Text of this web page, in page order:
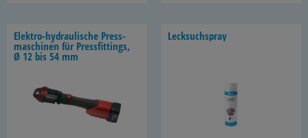
Elektro-​hydraulische Press­
ma­schi­nen für Press­fit­tings,
Ø 12 bis 54 mm
Leck­such­spray